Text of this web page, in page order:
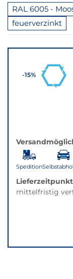
Variante
nicht
verfügbar.
Bei
Klick
Filter
der
gewünschten
Variante.
RAL 6005 -
feuerverzinkt
zu
zurücksetzen"
-15%
Spedition
Lieferzeitpunkt
mittelfristig